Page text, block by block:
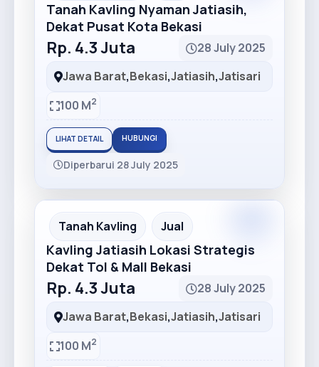
Tanah Kavling Nyaman Jatiasih,
Dekat Pusat Kota Bekasi
Rp. 4.3 Juta
28 July 2025
Jawa Barat,Bekasi,Jatiasih,Jatisari
100 M2
LIHAT DETAIL HUBUNGI
Diperbarui 28 July 2025
Recommended
Tanah Kavling Jual
Kavling Jatiasih Lokasi Strategis
Dekat Tol & Mall Bekasi
Rp. 4.3 Juta
28 July 2025
Jawa Barat,Bekasi,Jatiasih,Jatisari
100 M2